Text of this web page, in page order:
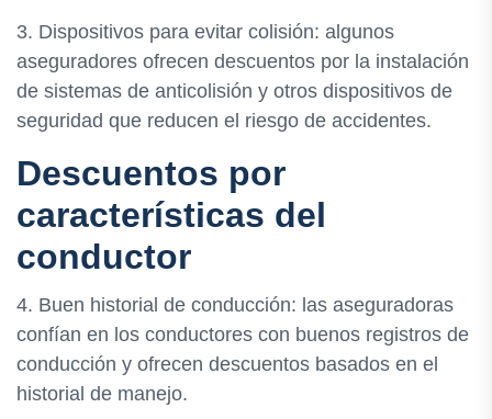
3. Dispositivos para evitar colisión: algunos
aseguradores ofrecen descuentos por la instalación
de sistemas de anticolisión y otros dispositivos de
seguridad que reducen el riesgo de accidentes.
Descuentos por
características del
conductor
4. Buen historial de conducción: las aseguradoras
confían en los conductores con buenos registros de
conducción y ofrecen descuentos basados en el
historial de manejo.